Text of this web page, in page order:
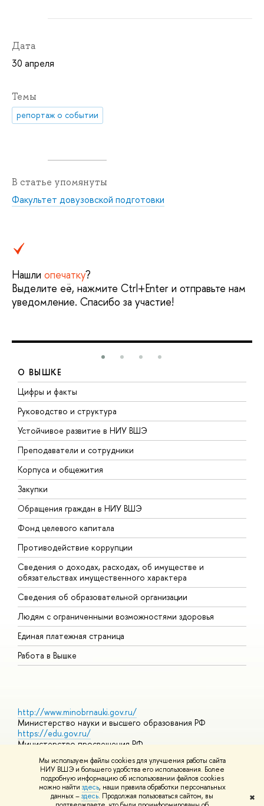
Мы используем файлы cookies для улучшения работы сайта
НИУ ВШЭ и большего удобства его использования. Более
подробную информацию об использовании файлов cookies
можно найти здесь, наши правила обработки персональных
данных –здесь. Продолжая пользоваться сайтом, вы
✖
Дата
30 апреля
Темы
репортаж о событии
В статье упомянуты
Факультет довузовской подготовки
Нашли опечатку?
Выделите её, нажмите Ctrl+Enter и отправьте нам
уведомление. Спасибо за участие!
О ВЫШКЕ
Цифры и факты
Руководство и структура
Устойчивое развитие в НИУ ВШЭ
Преподаватели и сотрудники
Корпуса и общежития
Закупки
Обращения граждан в НИУ ВШЭ
Фонд целевого капитала
Противодействие коррупции
Сведения о доходах, расходах, об имуществе и
обязательствах имущественного характера
Сведения об образовательной организации
Людям с ограниченными возможностями здоровья
Единая платежная страница
Работа в Вышке
http://www.minobrnauki.gov.ru/
Министерство науки и высшего образования РФ
https://edu.gov.ru/
Министерство просвещения РФ
https://elearning.hse.ru/mooc
Массовые открытые онлайн-курсы
© НИУ ВШЭ 1993–2026 Адреса и контактыУсловия